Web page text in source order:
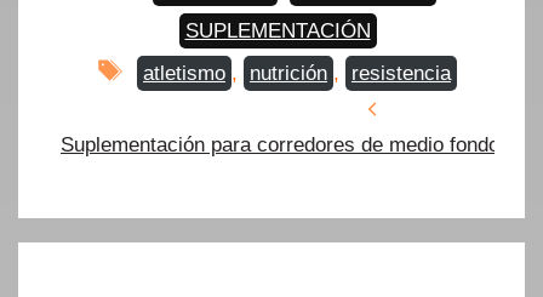
SUPLEMENTACIÓN
Etiquetas
atletismo , nutrición , resistencia
Suplementación para corredores de medio fondo: